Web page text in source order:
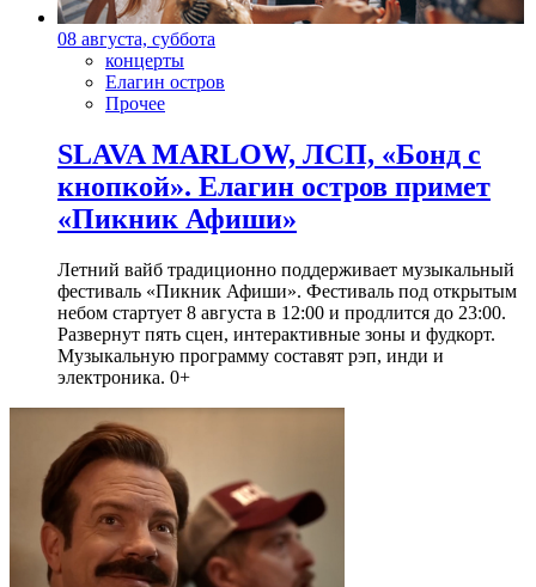
08 августа, суббота
концерты
Елагин остров
Прочее
SLAVA MARLOW, ЛСП, «Бонд с
кнопкой». Елагин остров примет
«Пикник Афиши»
Летний вайб традиционно поддерживает музыкальный
фестиваль «Пикник Афиши». Фестиваль под открытым
небом стартует 8 августа в 12:00 и продлится до 23:00.
Развернут пять сцен, интерактивные зоны и фудкорт.
Музыкальную программу составят рэп, инди и
электроника. 0+